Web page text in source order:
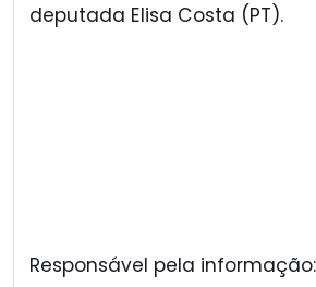
deputada Elisa Costa (PT).
Responsável pela